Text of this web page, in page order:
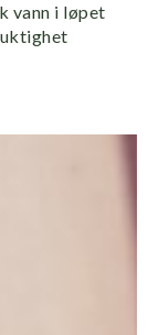
vann i løpet